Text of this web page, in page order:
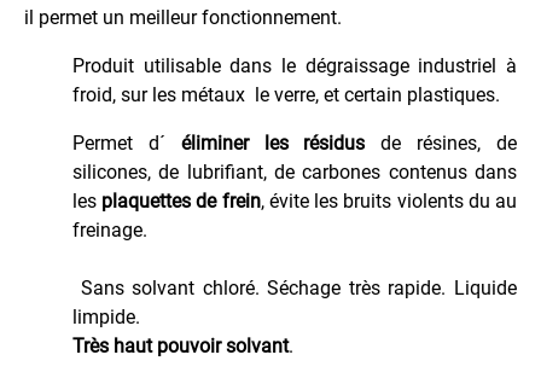
il permet un meilleur fonctionnement.
Produit utilisable dans le dégraissage industriel à
froid, sur les métaux le verre, et certain plastiques.
Permet d´ éliminer les résidus de résines, de
silicones, de lubrifiant, de carbones contenus dans
les plaquettes de frein, évite les bruits violents du au
freinage.
Sans solvant chloré. Séchage très rapide. Liquide
limpide.
Très haut pouvoir solvant.
Dégrippants
Protection
Caisse
Vernis
Carrosserie